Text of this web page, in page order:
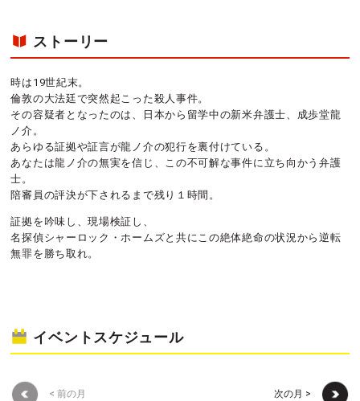
ストーリー
時は19世紀末。
倫敦の大法廷で突然起こった殺人事件。
その容疑者となったのは、日本から留学中の新米弁護士、成歩堂龍
ノ介。
あらゆる証拠や証言が龍ノ介の犯行を裏付けている。
あなたは龍ノ介の無実を信じ、この不可解な事件に立ち向かう弁護
士。
陪審員の評決が下されるまで残り１時間。
証拠を吟味し、現場検証し、
名探偵シャーロック・ホームズと共にこの絶体絶命の状況から逆転
無罪を勝ち取れ。
イベントスケジュール
< 前の月 次の月 >